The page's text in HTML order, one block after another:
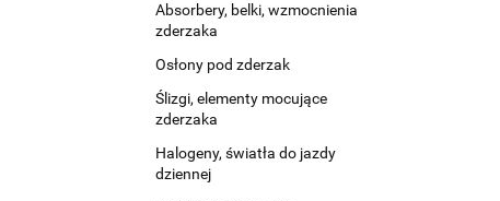
Absorbery, belki, wzmocnienia
zderzaka
Osłony pod zderzak
Ślizgi, elementy mocujące
zderzaka
Halogeny, światła do jazdy
dziennej